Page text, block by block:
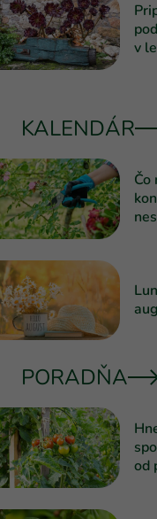
v
KALENDÁR
Čo
PORADŇA
od